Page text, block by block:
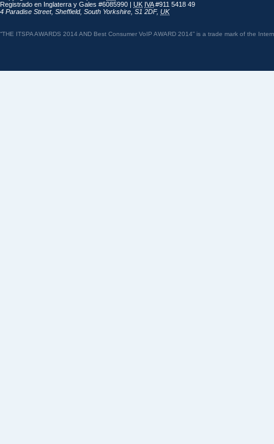
Registrado en Inglaterra y Gales #6085990 | UK IVA#911 5418 49
4 Paradise Street, Sheffield, South Yorkshire S1 2DF, UK
“THE ITSPA AWARDS 2014 AND Best Consumer VoIP AWARD 2014” is a trade mark of the